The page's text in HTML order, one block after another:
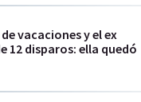
vacaciones y el ex
12 disparos: ella quedó